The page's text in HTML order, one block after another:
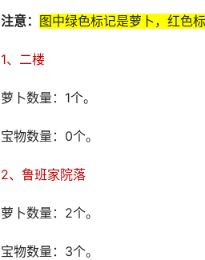
注意： 图中绿色标记是萝卜，红色标
1、二楼
萝卜数量：1个。
宝物数量：0个。
2、鲁班家院落
萝卜数量：2个。
宝物数量：3个。